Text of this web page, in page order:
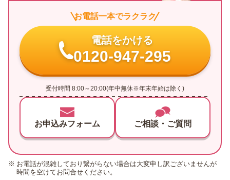
お電話一本でラクラク
電話をかける
0120-947-295
受付時間 8:00～20:00(年中無休※年末年始は除く)
お申込みフォーム ご相談・ご質問
お電話が混雑しており繋がらない場合は大変申し訳ございませんが
時間を空けてお問合せください。